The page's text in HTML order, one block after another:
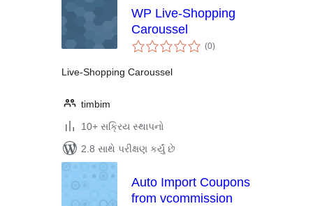
WP Live-Shopping
Caroussel
(0કુલ
રેટિંગ્સ
)
Live-Shopping Caroussel
timbim
10+ સક્રિય સ્થાપનો
2.8 સાથે પરીક્ષણ કર્યું છે
Auto Import Coupons
from vcommission